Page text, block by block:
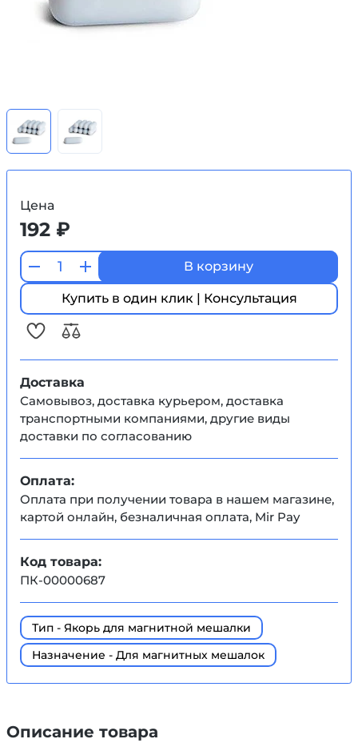
Цена
192 ₽
В корзину
Купить в один клик | Консультация
Доставка
Самовывоз, доставка курьером, доставка
транспортными компаниями, другие виды
доставки по согласованию
Оплата:
Оплата при получении товара в нашем магазине,
картой онлайн, безналичная оплата, Mir Pay
Код товара:
ПК-00000687
Тип - Якорь для магнитной мешалки
Назначение - Для магнитных мешалок
Описание товара